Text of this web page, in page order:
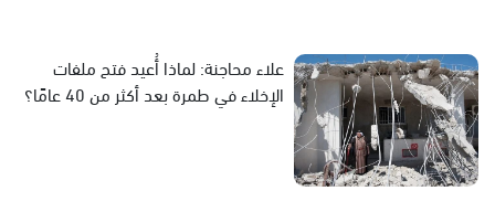
علاء محاجنة: لماذا أُعيد فتح ملفات
الإخلاء في طمرة بعد أكثر من 40 عامًا؟